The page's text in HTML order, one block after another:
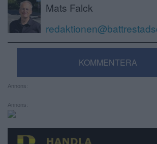
Mats Falck
KOMMENTERA
Annons:
Annons: